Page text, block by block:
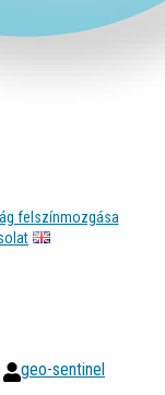
felszínmozgása
geo-sentinel